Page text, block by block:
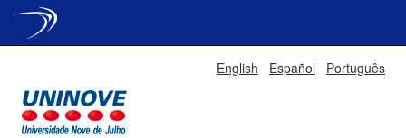
English Español Português